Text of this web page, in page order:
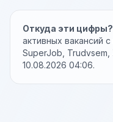
Откуда эти цифры?
активных вакансий
SuperJob,
10.08.2026 04:06.